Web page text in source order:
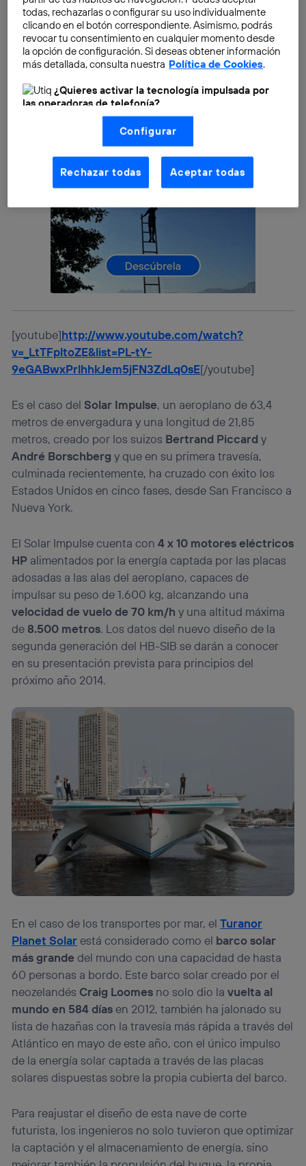
largo recorrido durante el día y la noche únicamente
con la energía del sol y sin combustible ni emisiones
de gases contaminantes.
[youtube]http://www.youtube.com/watch?
v=_LtTFpltoZE&list=PL-tY-
9eGABwxPrlhhkJem5jFN3ZdLq0sE[/youtube]
Es el caso delSolar Impulse, un aeroplano de 63,4
metros de envergadura y una longitud de 21,85
metros, creado por los suizos Bertrand Piccardy
André Borschberg y que en su primera travesía,
culminada recientemente, ha cruzado con éxito los
Estados Unidos en cinco fases, desde San Francisco a
Nueva York.
El Solar Impulse cuenta con4 x 10 motores eléctricos
HP alimentados por la energía captada por las placas
adosadas a las alas del aeroplano, capaces de
impulsar su peso de 1.600 kg, alcanzando una
velocidad de vuelo de 70 km/h y una altitud máxima
de 8.500 metros. Los datos del nuevo diseño de la
segunda generación del HB-SIB se darán a conocer
en su presentación prevista para principios del
próximo año 2014.
En el caso de los transportes por mar, elTuranor
Planet Solarestá considerado como el barco solar
más grande del mundo con una capacidad de hasta
60 personas a bordo. Este barco solar creado por el
neozelandés Craig Loomes no solo dio lavuelta al
mundo en 584 díasen 2012, también ha jalonado su
lista de hazañas con la travesía más rápida a través del
Atlántico en mayo de este año, con el único impulso
de la energía solar captada a través de las placas
solares dispuestas sobre la propia cubierta del barco.
Para reajustar el diseño de esta nave de corte
futurista, los ingenieros no solo tuvieron que optimizar
la captación y el almacenamiento de energía, sino
todas, rechazarlas o configurar su uso individualmente
clicando en el botón correspondiente. Asimismo, podrás
revocar tu consentimiento en cualquier momento desde
la opción de configuración. Si deseas obtener información
más detallada, consulta nuestra Política de Cookies.
¿Quieres activar la tecnología impulsada por
las operadoras de telefonía?
Nosotros, Telefónica S.A., utilizamos la tecnología Utiq para
realizar nuestras acciones de marketing digital o análisis
(como se describe en este aviso de consentimiento)
basadas en tu navegación en nuestra(s) web(s)
aquí (solo cuando utilizas una conexión a
internet habilitada , proporcionada por una de las
operadoras de telefonía participantes, y otorgas tu
La tecnología Utiq está diseñada con la privacidad como
prioridad ofreciéndote elección y control.
La tecnología utiliza un identificador cifrado creado por tu
operadora de telefonía, utilizando tu dirección IP y otra
información de la cuenta de cliente de
telecomunicaciones vinculada a la conexión que utilizas
lo que cualquier persona que conecte su dispositivo y
consienta el uso de la tecnología recibirá el mismo
identificador. Típicamente:
conexión de banda ancha
(p. ej., Wi-Fi),
actividades de navegación de los miembros del hogar
que hayan dado su consentimiento.
Si utilizasdatos móviles, el marketing será más
personalizado, ya que se basará únicamente en la
navegación del usuario del móvil.
Puedes gestionar los consentimientos Utiq seleccionando
“Administrar Utiq” en la parte inferior de esta página web o
visitando el
Configurar
Rechazar todas Aceptar todas